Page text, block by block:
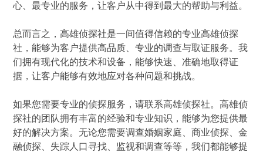
心、最专业的服务，让客户从中得到最大的帮助与利益。
总而言之，高雄侦探社是一间值得信赖的专业高雄侦探
社，能够为客户提供高品质、专业的调查与取证服务。我
们拥有现代化的技术和设备，能够快速、准确地取得证
据，让客户能够有效地应对各种问题和挑战。
如果您需要专业的侦探服务，请联系高雄侦探社。高雄侦
探社的团队拥有丰富的经验和专业知识，能够为您提供最
好的解决方案。无论您需要调查婚姻家庭、商业侦探、金
融侦探、失踪人口寻找、监视和调查等等，我们都能够提